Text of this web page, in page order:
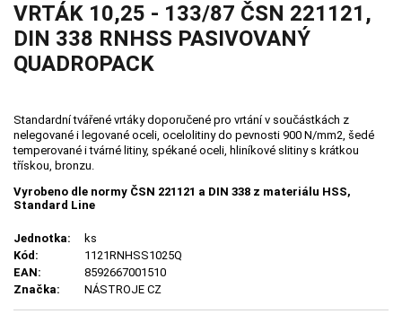
VRTÁK 10,25 - 133/87 ČSN 221121,
DIN 338 RNHSS PASIVOVANÝ
QUADROPACK
Standardní tvářené vrtáky doporučené pro vrtání v součástkách z
nelegované i legované oceli, ocelolitiny do pevnosti 900 N/mm2, šedé
temperované i tvárné litiny, spékané oceli, hliníkové slitiny s krátkou
třískou, bronzu.
Vyrobeno dle normy ČSN 221121 a DIN 338 z materiálu HSS,
Standard Line
Jednotka:
ks
Kód:
1121RNHSS1025Q
EAN:
8592667001510
Značka:
NÁSTROJE CZ